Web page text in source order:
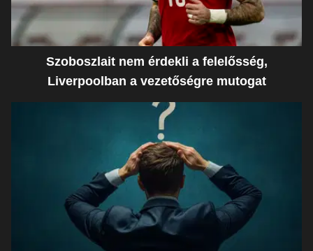
Szoboszlait nem érdekli a felelősség,
Liverpoolban a vezetőségre mutogat